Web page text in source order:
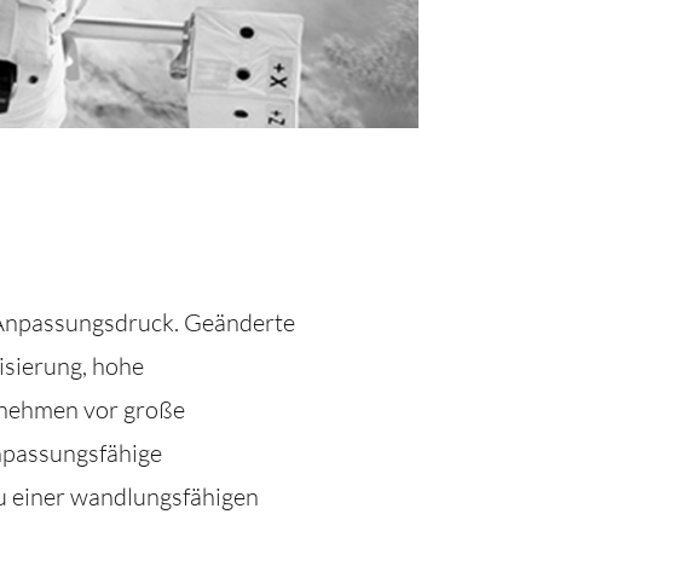
Geänderte
hohe
vor große
einer wandlungsfähigen